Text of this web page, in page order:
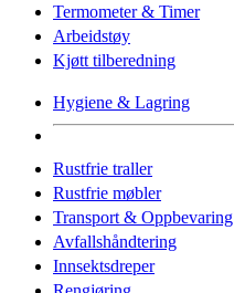
Termometer & Timer
Arbeidstøy
Kjøtt tilberedning
Hygiene & Lagring
Rustfrie traller
Rustfrie møbler
Transport & Oppbevaring
Avfallshåndtering
Innsektsdreper